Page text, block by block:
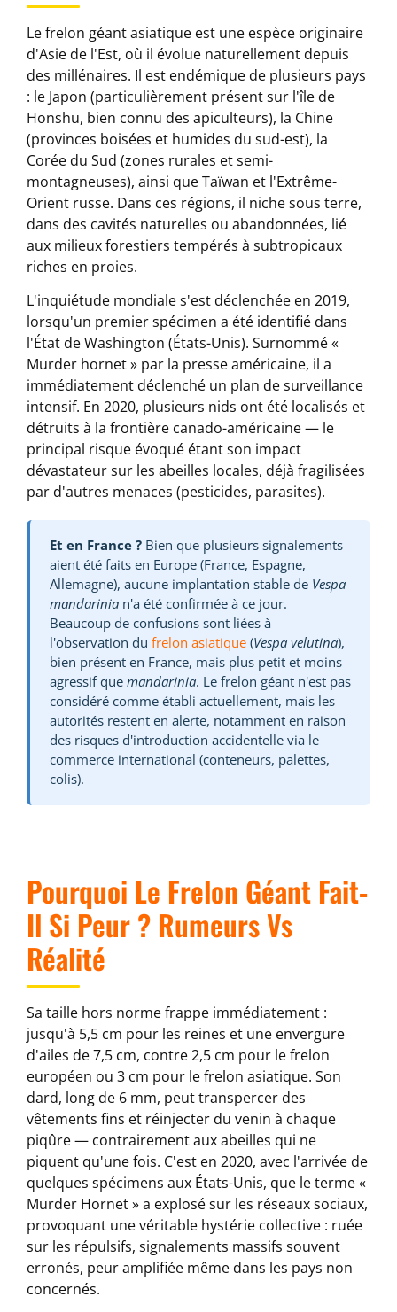
Le frelon géant asiatique est une espèce originaire
d'Asie de l'Est, où il évolue naturellement depuis
des millénaires. Il est endémique de plusieurs pays
: le Japon (particulièrement présent sur l'île de
Honshu, bien connu des apiculteurs), la Chine
(provinces boisées et humides du sud-est), la
Corée du Sud (zones rurales et semi-
montagneuses), ainsi que Taïwan et l'Extrême-
Orient russe. Dans ces régions, il niche sous terre,
dans des cavités naturelles ou abandonnées, lié
aux milieux forestiers tempérés à subtropicaux
riches en proies.
L'inquiétude mondiale s'est déclenchée en 2019,
lorsqu'un premier spécimen a été identifié dans
l'État de Washington (États-Unis). Surnommé «
Murder hornet » par la presse américaine, il a
immédiatement déclenché un plan de surveillance
intensif. En 2020, plusieurs nids ont été localisés et
détruits à la frontière canado-américaine — le
principal risque évoqué étant son impact
dévastateur sur les abeilles locales, déjà fragilisées
par d'autres menaces (pesticides, parasites).
Et en France ? Bien que plusieurs signalements
aient été faits en Europe (France, Espagne,
Allemagne), aucune implantation stable de Vespa
mandarinia n'a été confirmée à ce jour.
Beaucoup de confusions sont liées à
l'observation du frelon asiatique (Vespa velutina),
bien présent en France, mais plus petit et moins
agressif que mandarinia. Le frelon géant n'est pas
considéré comme établi actuellement, mais les
autorités restent en alerte, notamment en raison
des risques d'introduction accidentelle via le
commerce international (conteneurs, palettes,
colis).
Pourquoi Le Frelon Géant Fait-
Il Si Peur ? Rumeurs Vs
Réalité
Sa taille hors norme frappe immédiatement :
jusqu'à 5,5 cm pour les reines et une envergure
d'ailes de 7,5 cm, contre 2,5 cm pour le frelon
européen ou 3 cm pour le frelon asiatique. Son
dard, long de 6 mm, peut transpercer des
vêtements fins et réinjecter du venin à chaque
piqûre — contrairement aux abeilles qui ne
piquent qu'une fois. C'est en 2020, avec l'arrivée de
quelques spécimens aux États-Unis, que le terme «
Murder Hornet » a explosé sur les réseaux sociaux,
provoquant une véritable hystérie collective : ruée
sur les répulsifs, signalements massifs souvent
erronés, peur amplifiée même dans les pays non
concernés.